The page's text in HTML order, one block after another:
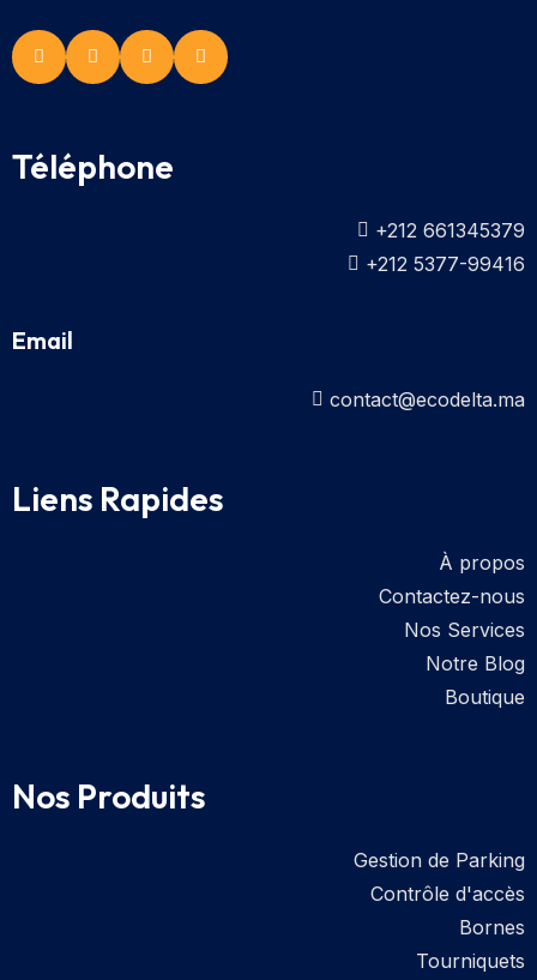
Téléphone
+212 661345379
+212 5377-99416
Email
contact@ecodelta.ma
Liens Rapides
À propos
Contactez-nous
Nos Services
Notre Blog
Boutique
Nos Produits
Gestion de Parking
Contrôle d'accès
Bornes
Tourniquets